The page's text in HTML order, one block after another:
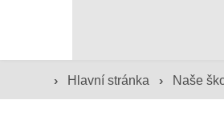
› Hlavní stránka › Naše